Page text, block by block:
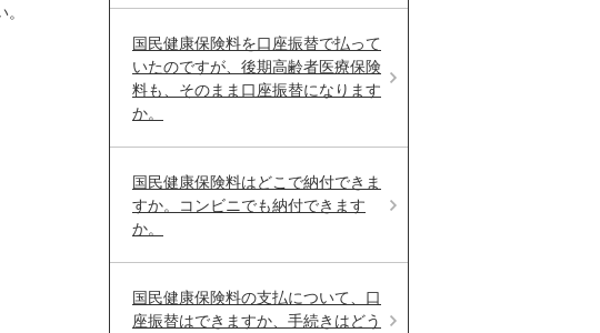
国民健康保険料を口座振替で払って
いたのですが、後期高齢者医療保険
料も、そのまま口座振替になります
か。
国民健康保険料はどこで納付できま
すか。コンビニでも納付できます
か。
国民健康保険料の支払について、口
座振替はできますか、手続きはどう